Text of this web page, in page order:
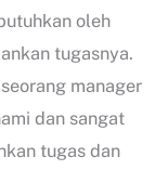
oleh
tugasnya.
manager
dan sangat
tugas dan